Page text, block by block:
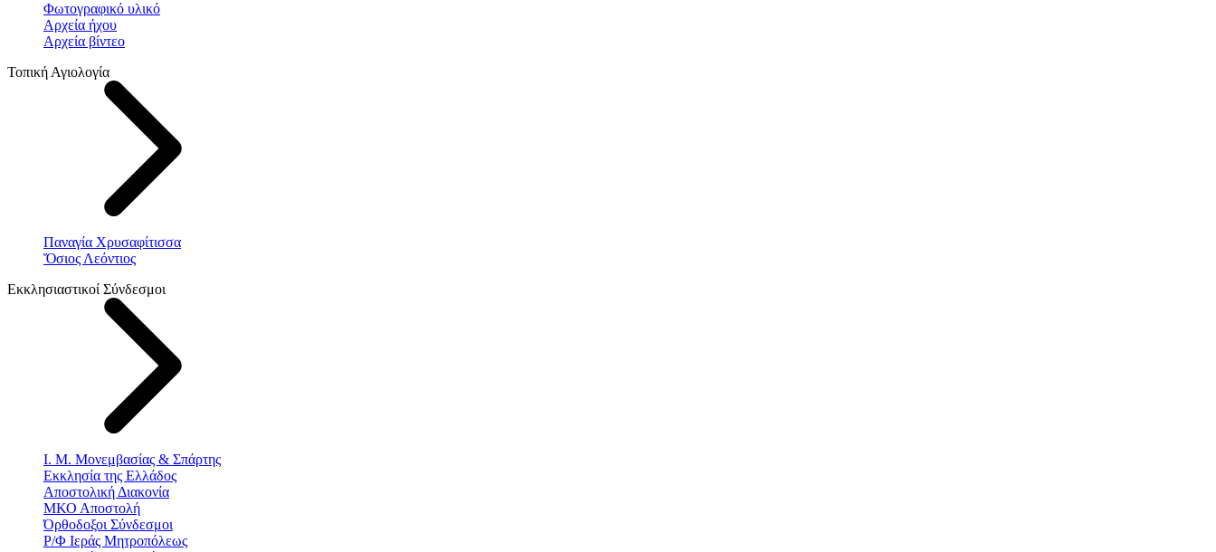
Φωτογραφικό υλικό
Αρχεία ήχου
Αρχεία βίντεο
Τοπική Αγιολογία
Παναγία Χρυσαφίτισσα
Ὅσιος Λεόντιος
Εκκλησιαστικοί Σύνδεσμοι
Ι. Μ. Μονεμβασίας & Σπάρτης
Εκκλησία της Ελλάδος
Αποστολική Διακονία
ΜΚΟ Αποστολή
Όρθοδοξοι Σύνδεσμοι
Ρ/Φ Ιεράς Μητροπόλεως